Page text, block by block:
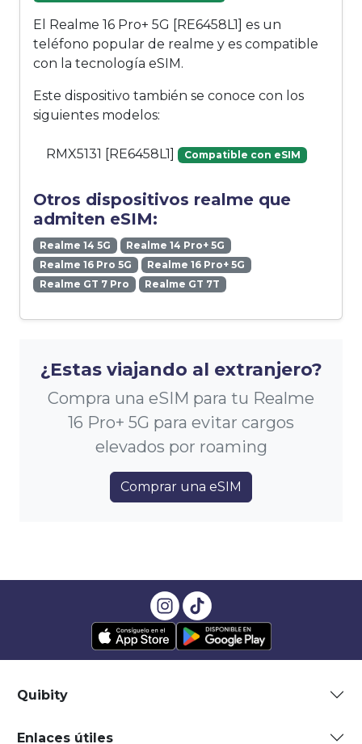
El Realme 16 Pro+ 5G [RE6458L1] es un
teléfono popular de realme y es compatible
con la tecnología eSIM.
Este dispositivo también se conoce con los
siguientes modelos:
RMX5131 [RE6458L1] Compatible con eSIM
Otros dispositivos realme que
admiten eSIM:
Realme 14 5G
Realme 14 Pro+ 5G
Realme 16 Pro 5G
Realme 16 Pro+ 5G
Realme GT 7 Pro
Realme GT 7T
¿Estas viajando al extranjero?
Compra una eSIM para tu Realme
16 Pro+ 5G para evitar cargos
elevados por roaming
Comprar una eSIM
Quibity
Enlaces útiles